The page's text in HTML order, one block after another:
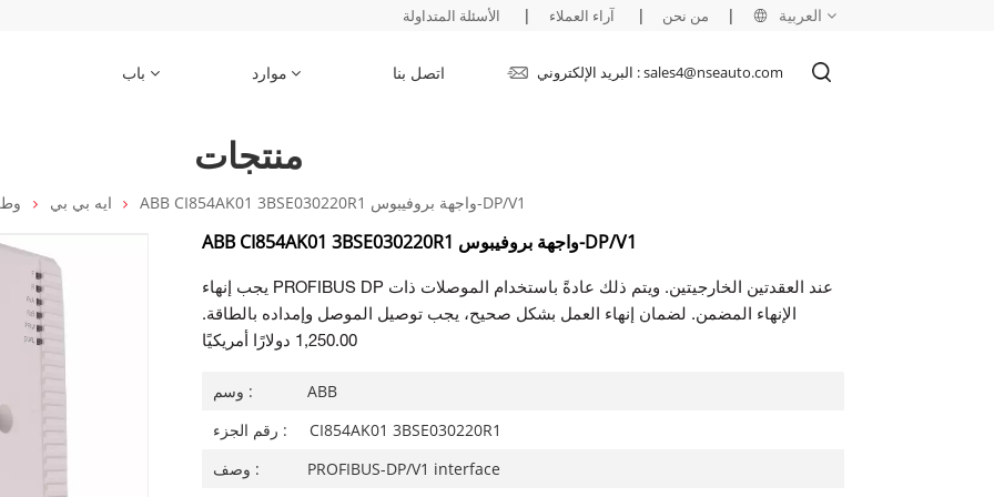
العربية
العربية
من نحن | آراء العملاء | الأسئلة المتداولة |
باب موارد اتصل بنا البريد الإلكتروني : sales4@nseauto.com
منتجات
ايه بي بي ABB CI854AK01 3BSE030220R1 واجهة بروفيبوس-DP/V1
ABB CI854AK01 3BSE030220R1 واجهة بروفيبوس-DP/V1
يجب إنهاء PROFIBUS DP عند العقدتين الخارجيتين. ويتم ذلك عادةً باستخدام الموصلات ذات
الإنهاء المضمن. لضمان إنهاء العمل بشكل صحيح، يجب توصيل الموصل وإمداده بالطاقة.
1,250.00 دولارًا أمريكيًا
وسم :
ABB
رقم الجزء :
CI854AK01 3BSE030220R1
وصف :
PROFIBUS-DP/V1 interface